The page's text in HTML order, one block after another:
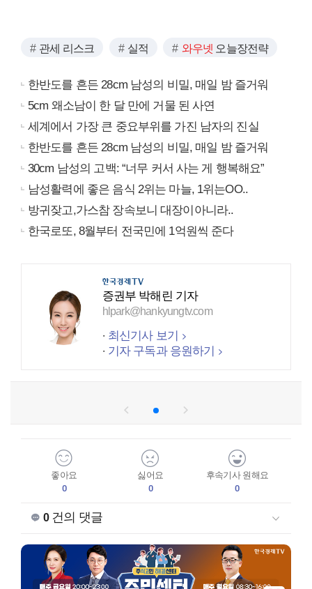
관세 리스크 실적 와우넷 오늘장전략
한반도를 흔든 28cm 남성의 비밀, 매일 밤 즐거워
5cm 왜소남이 한 달 만에 거물 된 사연
세계에서 가장 큰 중요부위를 가진 남자의 진실
한반도를 흔든 28cm 남성의 비밀, 매일 밤 즐거워
30cm 남성의 고백: “너무 커서 사는 게 행복해요”
남성활력에 좋은 음식 2위는 마늘, 1위는OO..
방귀잦고,가스참 장속보니 대장이아니라..
한국로또, 8월부터 전국민에 1억원씩 준다
증권부 박해린 기자
hlpark@hankyungtv.com
최신기사 보기
기자 구독과 응원하기
좋아요
0
싫어요
0
후속기사 원해요
0
0건의 댓글